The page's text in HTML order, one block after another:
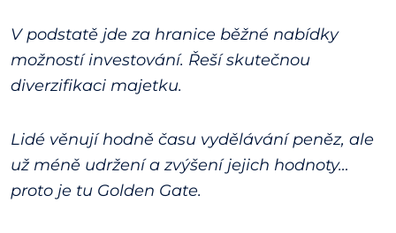
V podstatě jde za hranice běžné nabídky
možností investování. Řeší skutečnou
diverzifikaci majetku.
Lidé věnují hodně času vydělávání peněz, ale
už méně udržení a zvýšení jejich hodnoty…
proto je tu Golden Gate.